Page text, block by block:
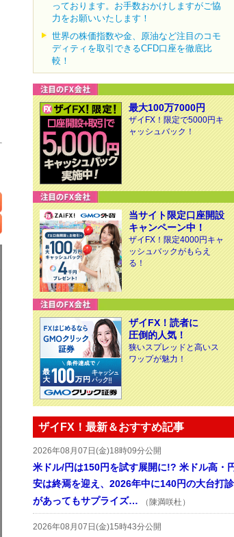
っております。お手数おかけしますがご協
力をお願いいたします！
世界の株価指数や金、原油など注目のコモ
ディティを取引できるCFD口座を徹底比
較！
最大100万7000円
ザイFX！限定で5000円キ
ャッシュバック！
当サイト限定口座開設
キャンペーン中！
ザイFX！限定4000円キャ
ッシュバックがもらえ
る！
ザイFX！読者に
圧倒的人気！
狭いスプレッドと高いス
ワップが魅力！
ザイFX！最新＆おすすめ記事
2026年08月07日(金)18時09分公開
米ドル/円は150円を試す展開に!? 米ドル高・
安は終焉を迎え、2026年中に140円の大台打診
があってもサプライズ…
（陳満咲杜）
2026年08月07日(金)15時43分公開